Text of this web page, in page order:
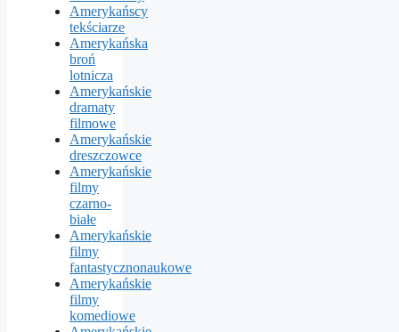
Amerykańscy
tekściarze
Amerykańska
broń
lotnicza
Amerykańskie
dramaty
filmowe
Amerykańskie
dreszczowce
Amerykańskie
filmy
czarno-
białe
Amerykańskie
filmy
fantastycznonaukowe
Amerykańskie
filmy
komediowe